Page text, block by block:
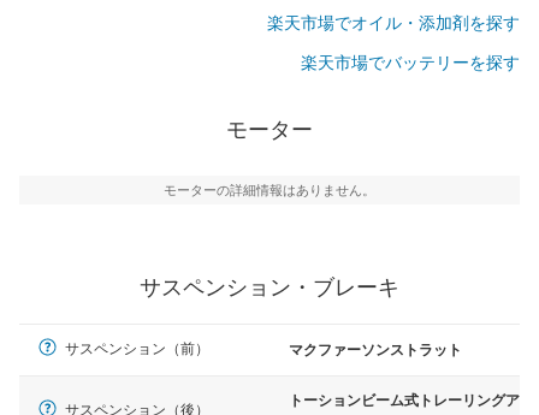
楽天市場でオイル・添加剤を探す
楽天市場でバッテリーを探す
モーター
モーターの詳細情報はありません。
サスペンション・ブレーキ
サスペンション（前） マクファーソンストラット
サスペンション（後）
トーションビーム式トレーリングア